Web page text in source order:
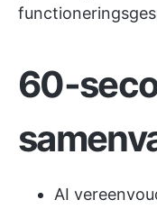
60-
AI